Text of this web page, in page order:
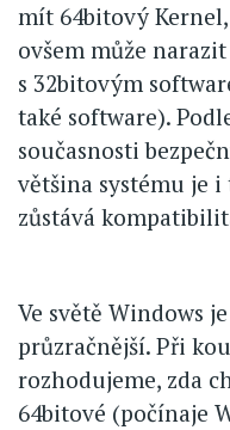
mít 64bitový
ovšem může
s 32bitovým
také software).
současnosti
většina systému je
zůstává
Ve světě Windows
průzračnější. Při
rozhodujeme, zda
64bitové (počínaje